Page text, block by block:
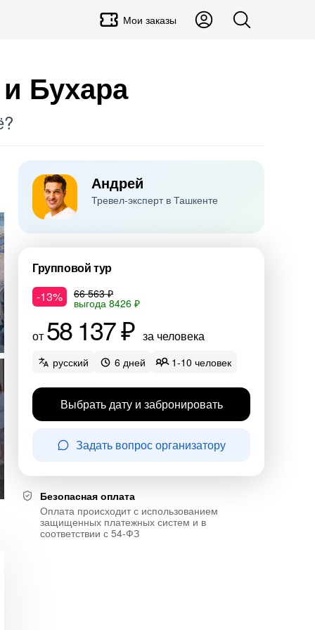
Мои заказы
Бухара
Андрей
Тревел-эксперт в Ташкенте
Групповой тур
-13%
66 563 ₽
выгода 8426 ₽
от 58 137 ₽ за человека
русский 6 дней 1-10 человек
Выбрать дату и забронировать
Задать вопрос организатору
Безопасная оплата
Оплата происходит с использованием
защищенных платежных систем и в
соответствии с 54-ФЗ